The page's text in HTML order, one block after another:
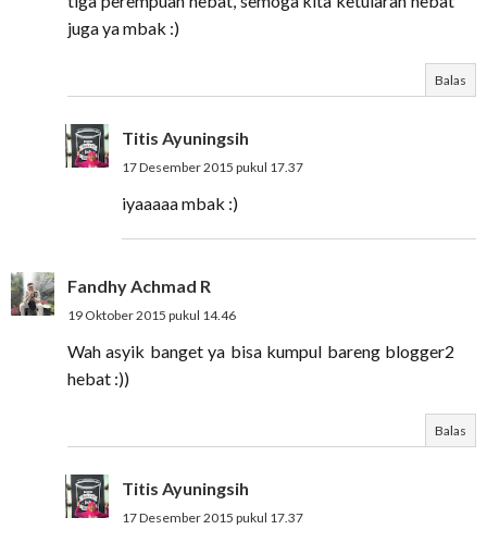
juga ya mbak :)
Balas
Titis Ayuningsih
17 Desember 2015 pukul 17.37
iyaaaaa mbak :)
Fandhy Achmad R
19 Oktober 2015 pukul 14.46
Wah asyik banget ya bisa kumpul bareng blogger2
hebat :))
Balas
Titis Ayuningsih
17 Desember 2015 pukul 17.37